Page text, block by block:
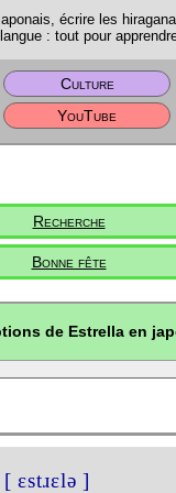
écrire les
: tout pour
Culture
YouTube
Recherche
Bonne fête
de Estrella en
[ ɛstɹɛlə ]